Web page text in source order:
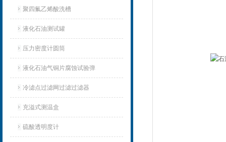
聚四氟乙烯酸洗槽
液化石油测试罐
压力密度计圆筒
液化石油气铜片腐蚀试验弹
冷滤点过滤网过滤过滤器
充溢式测温盒
硫酸透明度计